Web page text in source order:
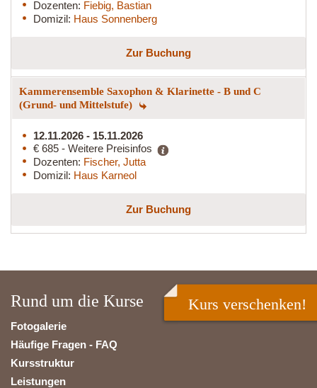
Dozenten: Fiebig, Bastian
Domizil: Haus Sonnenberg
Zur Buchung
Kammerensemble Saxophon & Klarinette - B und C
(Grund- und Mittelstufe)
12.11.2026 - 15.11.2026
€ 685 - Weitere Preisinfos
Dozenten: Fischer, Jutta
Domizil: Haus Karneol
Zur Buchung
Rund um die Kurse
Fotogalerie
Häufige Fragen - FAQ
Kursstruktur
Leistungen
Kurs verschenken!